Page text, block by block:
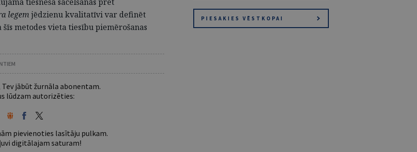
legemjēdzienu kvalitatīvi var definēt
metodes vieta tiesību piemērošanas
jābūt žurnāla abonentam.
lūdzam autorizēties:
pievienoties lasītāju pulkam.
digitālajam saturam!
PIESAKIES VĒSTKOPAI